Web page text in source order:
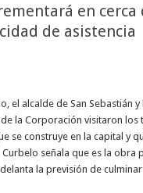
en cerca
de asistencia
el alcalde de San Sebastián
la Corporación visitaron los
se construye en la capital y
señala que es la obra
la previsión de culminar